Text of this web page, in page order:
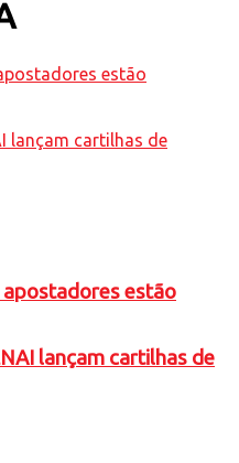
apostadores estão
lançam cartilhas de